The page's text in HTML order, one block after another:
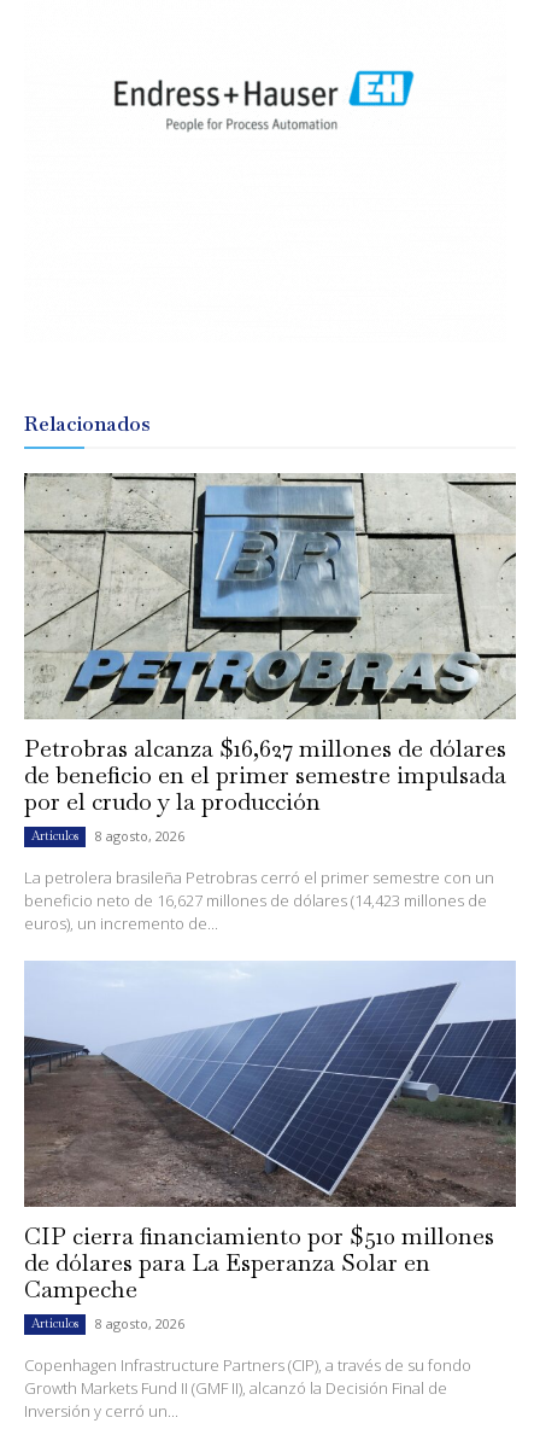
Relacionados
Petrobras alcanza $16,627 millones de dólares
de beneficio en el primer semestre impulsada
por el crudo y la producción
Artículos 8 agosto, 2026
La petrolera brasileña Petrobras cerró el primer semestre con un
beneficio neto de 16,627 millones de dólares (14,423 millones de
euros), un incremento de...
CIP cierra financiamiento por $510 millones
de dólares para La Esperanza Solar en
Campeche
Artículos 8 agosto, 2026
Copenhagen Infrastructure Partners (CIP), a través de su fondo
Growth Markets Fund II (GMF II), alcanzó la Decisión Final de
Inversión y cerró un...